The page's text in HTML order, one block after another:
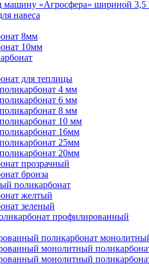
машину «Агросфера» шириной 3,5
навеса
8мм
10мм
для теплицы
4 мм
6 мм
8 мм
10 мм
16мм
25мм
20мм
прозрачный
бронза
поликарбонат
желтый
зеленый
профилированный
поликарбонат
монолитный
монолитный